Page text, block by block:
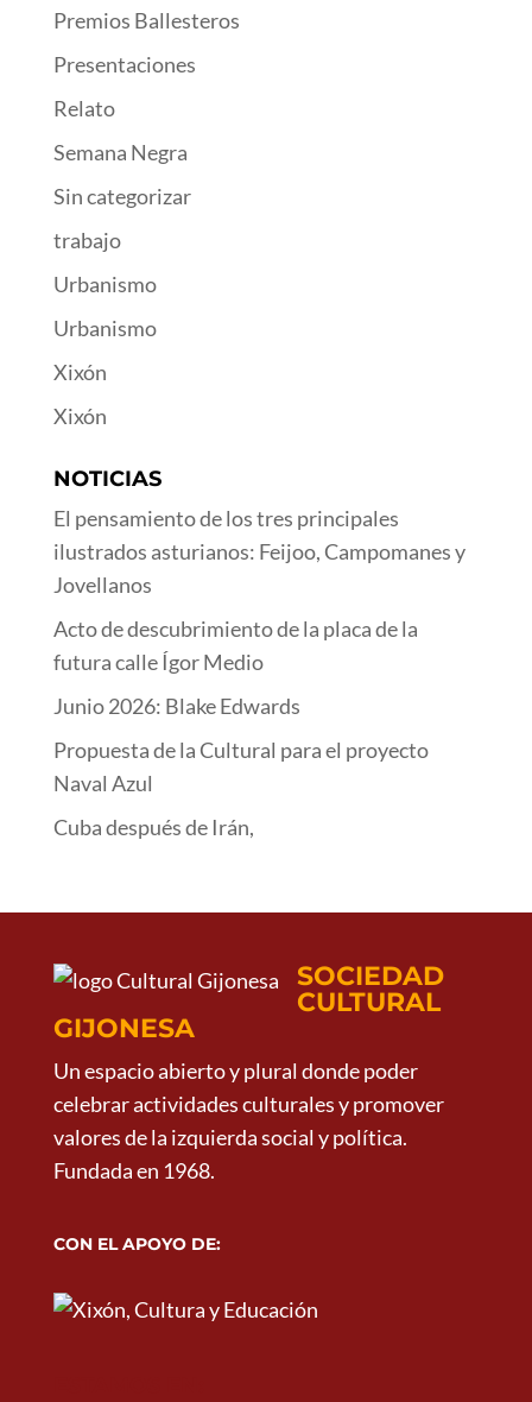
Premios Ballesteros
Presentaciones
Relato
Semana Negra
Sin categorizar
trabajo
Urbanismo
Urbanismo
Xixón
Xixón
NOTICIAS
El pensamiento de los tres principales
ilustrados asturianos: Feijoo, Campomanes y
Jovellanos
Acto de descubrimiento de la placa de la
futura calle Ígor Medio
Junio 2026: Blake Edwards
Propuesta de la Cultural para el proyecto
Naval Azul
Cuba después de Irán,
SOCIEDAD
CULTURAL
GIJONESA
Un espacio abierto y plural donde poder
celebrar actividades culturales y promover
valores de la izquierda social y política.
Fundada en 1968.
CON EL APOYO DE: